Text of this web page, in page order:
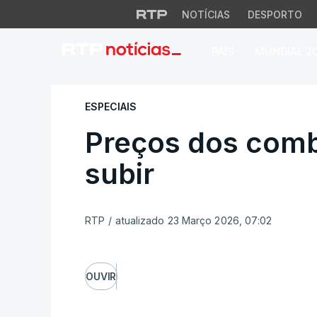
NOTÍCIAS DESPORTO
Preços dos
ESPECIAIS
Preços dos
subir
RTP / atualizado 23 Março 2026, 07:02
OUVIR